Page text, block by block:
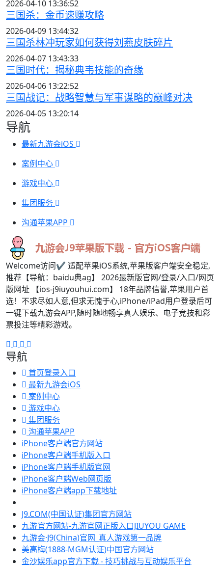
2026-04-10 13:36:52
三国杀：金币速赚攻略
2026-04-09 13:44:32
三国杀林冲玩家如何获得刘燕皮肤碎片
2026-04-07 13:43:33
三国时代：揭秘典韦技能的奇缘
2026-04-06 13:22:52
三国战记：战略智慧与军事谋略的巅峰对决
2026-04-05 13:20:14
导航
最新九游会iOS
案例中心
游戏中心
集团服务
沟通苹果APP
Welcome访问✔ 适配苹果iOS系统,苹果版客户端安全稳定,
推荐【导航：baidu典ag】 2026最新版官网/登录/入口/网页
版网址 【ios-j9iuyouhui.com】 18年品牌信誉,苹果用户首
选！不求尽如人意,但求无愧于心,iPhone/iPad用户登录后可
一键下载九游会APP,随时随地畅享真人娱乐、电子竞技和彩
票投注等精彩游戏。
导航
首页登录入口
最新九游会iOS
案例中心
游戏中心
集团服务
沟通苹果APP
iPhone客户端官方网站
iPhone客户端手机版入口
iPhone客户端手机版官网
iPhone客户端Web网页版
iPhone客户端app下载地址
J9.COM(中国认证)集团官方网站
九游官方网站-九游官网正版入口JIUYOU GAME
九游会·J9(China)官网_真人游戏第一品牌
美高梅(1888-MGM认证)中国官方网站
金沙娱乐app官方下载 - 技巧挑战与互动娱乐平台